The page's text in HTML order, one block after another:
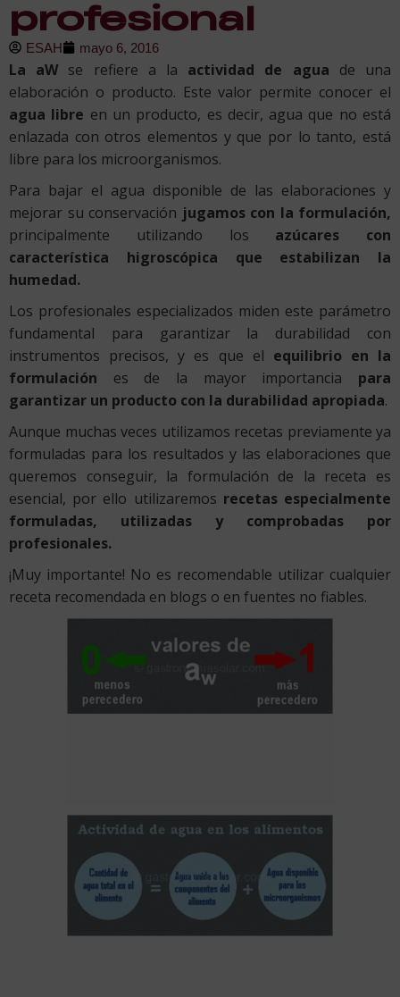
profesional
ESAH mayo 6, 2016
La aW se refiere a la actividad de agua de una
elaboración o producto. Este valor permite conocer el
agua libre en un producto, es decir, agua que no está
enlazada con otros elementos y que por lo tanto, está
libre para los microorganismos.
Para bajar el agua disponible de las elaboraciones y
mejorar su conservación jugamos con la formulación,
principalmente utilizando los azúcares con
característica higroscópica que estabilizan la
humedad.
Los profesionales especializados miden este parámetro
fundamental para garantizar la durabilidad con
instrumentos precisos, y es que el equilibrio en la
formulación es de la mayor importancia para
garantizar un producto con la durabilidad apropiada.
Aunque muchas veces utilizamos recetas previamente ya
formuladas para los resultados y las elaboraciones que
queremos conseguir, la formulación de la receta es
esencial, por ello utilizaremos recetas especialmente
formuladas, utilizadas y comprobadas por
profesionales.
¡Muy importante! No es recomendable utilizar cualquier
receta recomendada en blogs o en fuentes no fiables.